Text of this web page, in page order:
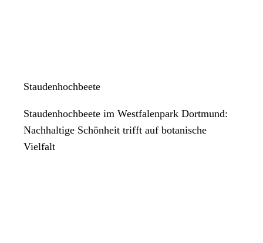
Staudenhochbeete
Staudenhochbeete im Westfalenpark Dortmund:
Nachhaltige Schönheit trifft auf botanische
Vielfalt